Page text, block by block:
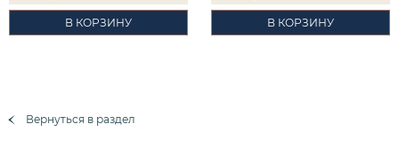
В КОРЗИНУ В КОРЗИНУ
Вернуться в раздел